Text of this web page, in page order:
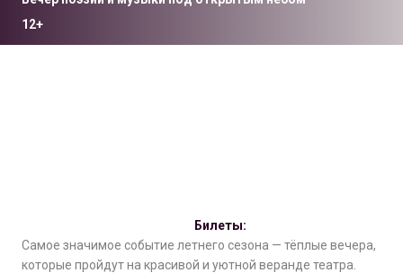
12+
Самое значимое событие летнего сезона — тёплые вечера,
которые пройдут на красивой и уютной веранде театра.
Билеты: